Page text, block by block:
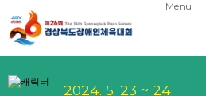
Menu
2024. 5. 23 ~ 24